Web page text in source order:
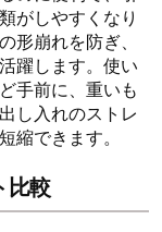
がしやすくなり
形崩れを防ぎ、
躍します。使い
手前に、重いも
し入れのストレ
縮できます。
比較